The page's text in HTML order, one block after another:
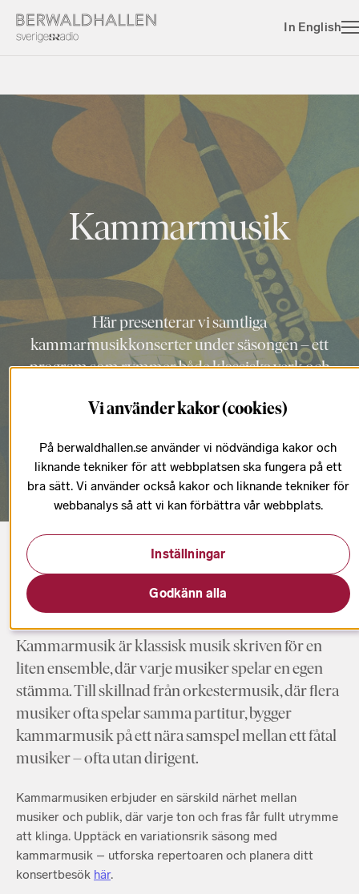
In English
Kammarmusik
Här presenterar vi samtliga
kammarmusikkonserter under säsongen – ett
program som rymmer både klassiska verk och
Se kommande konserter
Kammarmusik är klassisk musik skriven för en
liten ensemble, där varje musiker spelar en egen
stämma. Till skillnad från orkestermusik, där flera
musiker ofta spelar samma partitur, bygger
kammarmusik på ett nära samspel mellan ett fåtal
musiker – ofta utan dirigent.
Kammarmusiken erbjuder en särskild närhet mellan
musiker och publik, där varje ton och fras får fullt utrymme
att klinga. Upptäck en variationsrik säsong med
kammarmusik – utforska repertoaren och planera ditt
konsertbesök här.
Vi använder kakor (cookies)
På berwaldhallen.se använder vi nödvändiga kakor och
liknande tekniker för att webbplatsen ska fungera på ett
bra sätt. Vi använder också kakor och liknande tekniker för
webbanalys så att vi kan förbättra vår webbplats.
Godkänn alla
Inställningar